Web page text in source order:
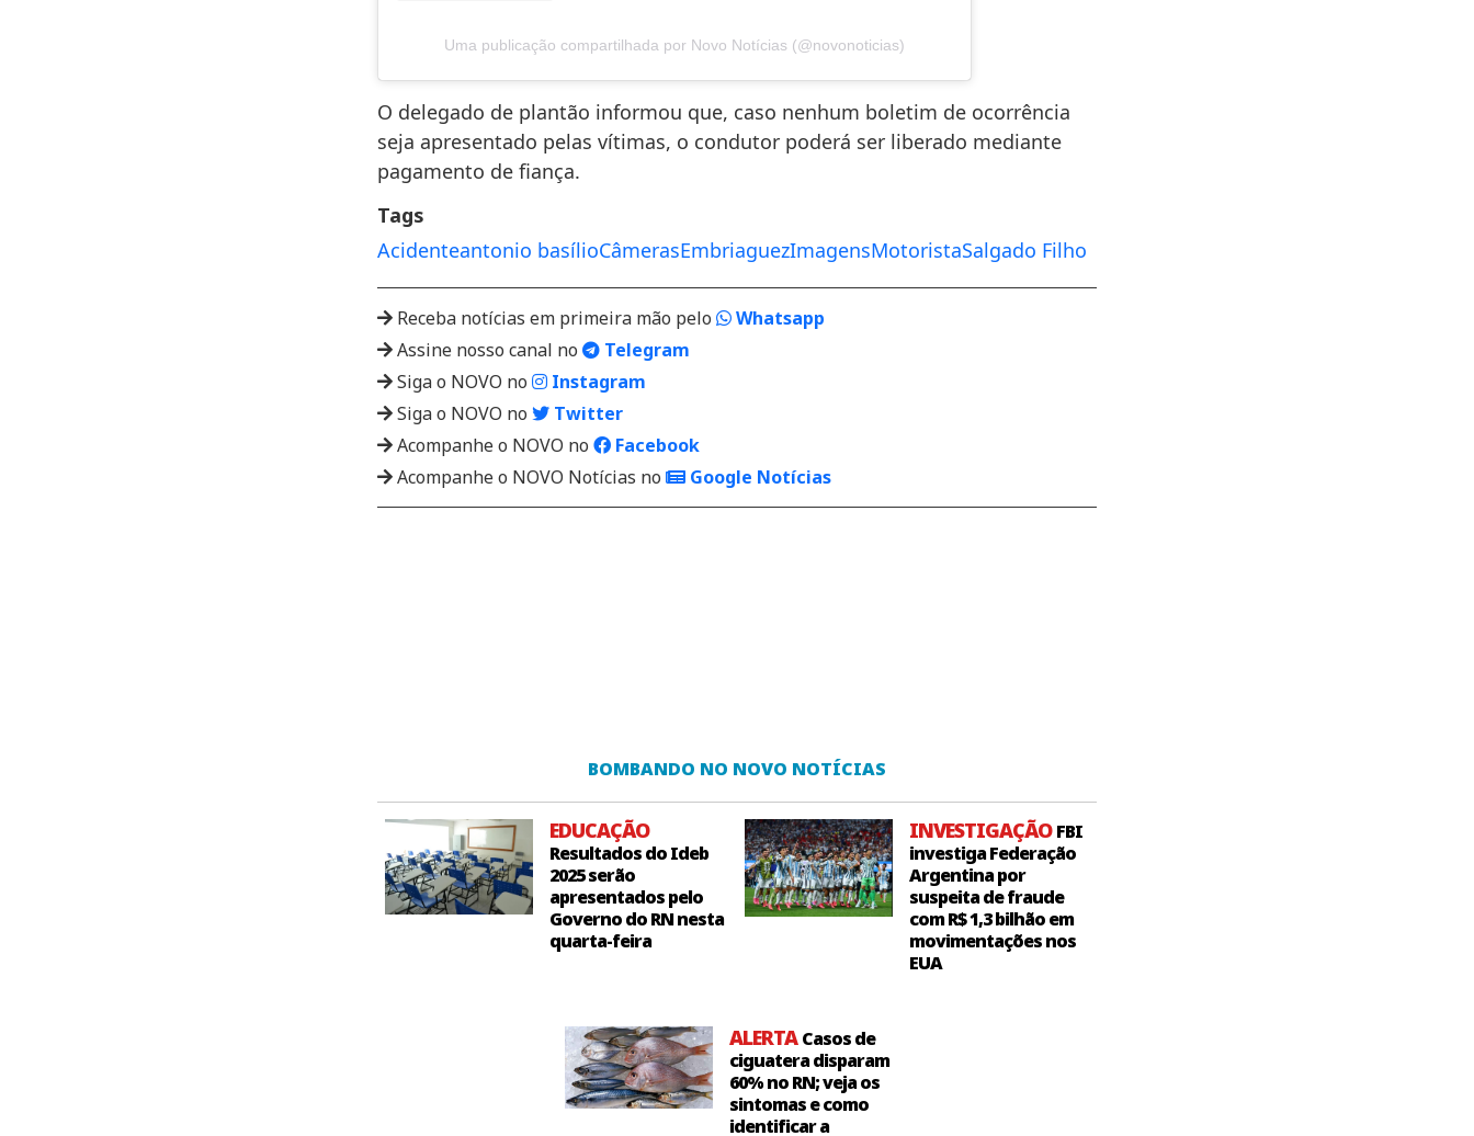
Uma publicação compartilhada por Novo Notícias (@novonoticias)
O delegado de plantão informou que, caso nenhum boletim de ocorrência
seja apresentado pelas vítimas, o condutor poderá ser liberado mediante
pagamento de fiança.
Tags
Acidenteantonio basílioCâmerasEmbriaguezImagensMotoristaSalgado Filho
Receba notícias em primeira mão pelo
Whatsapp
Assine nosso canal no
Telegram
Siga o NOVO no
Instagram
Siga o NOVO no
Twitter
Acompanhe o NOVO no
Facebook
Acompanhe o NOVO Notícias no
Google Notícias
BOMBANDO NO NOVO NOTÍCIAS
EDUCAÇÃO
Resultados do Ideb
2025 serão
apresentados pelo
Governo do RN nesta
quarta-feira
INVESTIGAÇÃOFBI
investiga Federação
Argentina por
suspeita de fraude
com R$ 1,3 bilhão em
movimentações nos
EUA
ALERTACasos de
ciguatera disparam
60% no RN; veja os
sintomas e como
identificar a